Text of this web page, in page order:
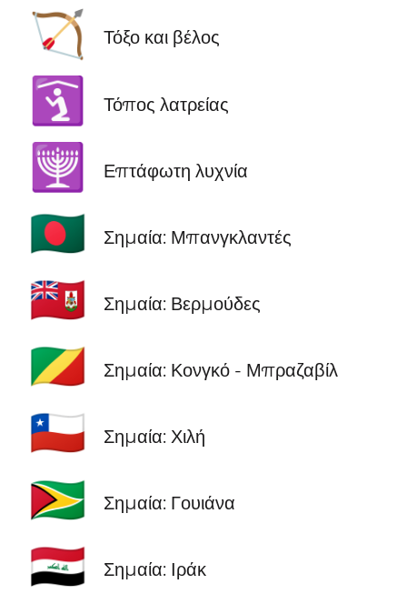
🏹 Τόξο και βέλος
🛐 Τόπος λατρείας
🕎 Επτάφωτη λυχνία
🇧🇩 Σημαία: Μπανγκλαντές
🇧🇲 Σημαία: Βερμούδες
🇨🇬 Σημαία: Κονγκό - Μπραζαβίλ
🇨🇱 Σημαία: Χιλή
🇬🇾 Σημαία: Γουιάνα
🇮🇶 Σημαία: Ιράκ